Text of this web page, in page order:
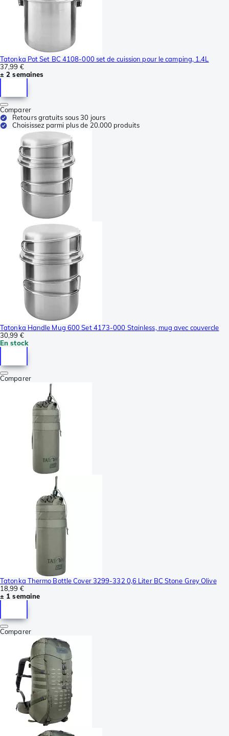
Tatonka Pot Set BC 4108-000 set de cuission pour le camping, 1.4L
37,99 €
± 2 semaines
Comparer
Retours gratuits sous 30 jours
Choisissez parmi plus de 20.000 produits
Tatonka Handle Mug 600 Set 4173-000 Stainless, mug avec couvercle
30,99 €
En stock
Comparer
Tatonka Thermo Bottle Cover 3299-332 0,6 Liter BC Stone Grey Olive
18,99 €
± 1 semaine
Comparer